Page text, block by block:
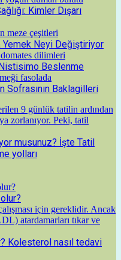
Kimler Dışarı
Yemek Neyi Değiştiriyor
Nistisimo Beslenme
Sofrasının Baklagilleri
musunuz? İşte Tatil
yolları
Kolesterol nasıl tedavi